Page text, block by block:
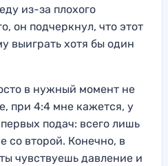
из-за плохого
он подчеркнул, что этот
выиграть хотя бы один
в нужный момент не
при 4:4 мне кажется, у
подач: всего лишь
со второй. Конечно, в
чувствуешь давление и